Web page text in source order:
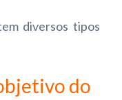
diversos tipos
do